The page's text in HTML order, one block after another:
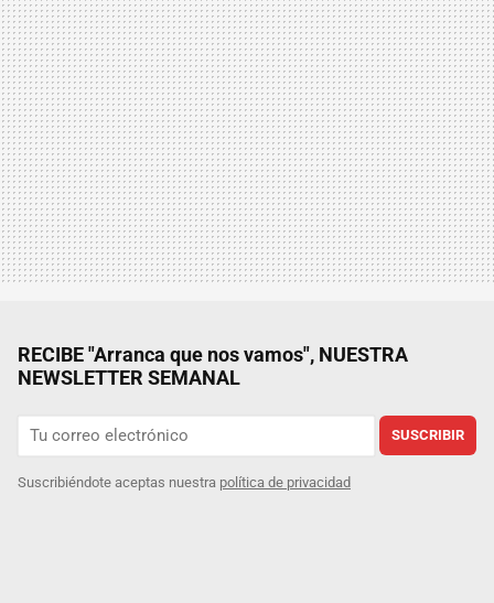
RECIBE "Arranca que nos vamos", NUESTRA
NEWSLETTER SEMANAL
SUSCRIBIR
Suscribiéndote aceptas nuestra política de privacidad